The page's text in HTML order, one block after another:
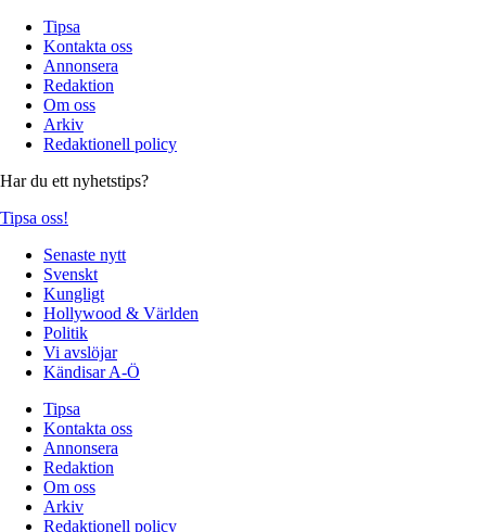
Tipsa
Kontakta oss
Annonsera
Redaktion
Om oss
Arkiv
Redaktionell policy
Har du ett nyhetstips?
Tipsa oss!
Senaste nytt
Svenskt
Kungligt
Hollywood & Världen
Politik
Vi avslöjar
Kändisar A-Ö
Tipsa
Kontakta oss
Annonsera
Redaktion
Om oss
Arkiv
Redaktionell policy